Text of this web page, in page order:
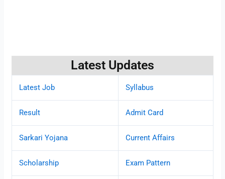
Latest Updates
Latest Job Syllabus
Result Admit Card
Sarkari Yojana Current Affairs
Scholarship Exam Pattern